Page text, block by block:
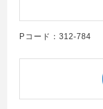
Pコード：312-784